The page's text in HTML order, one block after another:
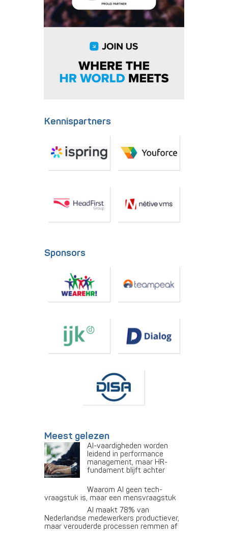
Kennispartners
Sponsors
Meest gelezen
AI-vaardigheden worden
leidend in performance
management, maar HR-
fundament blijft achter
Waarom AI geen tech-
vraagstuk is, maar een mensvraagstuk
AI maakt 78% van
Nederlandse medewerkers productiever,
maar verouderde processen remmen af